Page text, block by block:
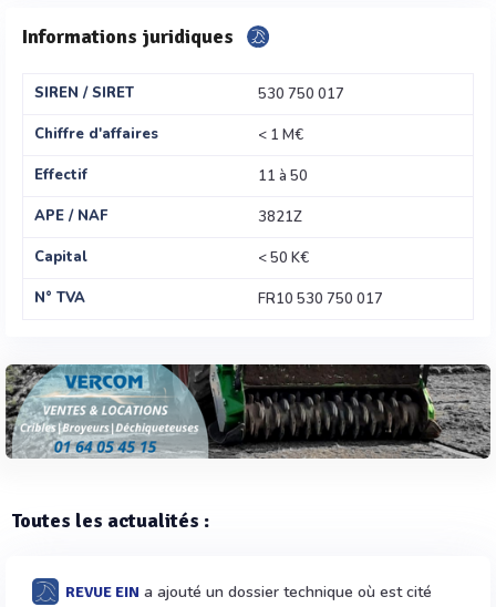
Informations juridiques
SIREN / SIRET
530 750 017
Chiffre d'affaires
< 1 M€
Effectif
11 à 50
APE / NAF
3821Z
Capital
< 50 K€
N° TVA
FR10 530 750 017
Toutes les actualités :
REVUE EIN a ajouté un dossier technique où est cité